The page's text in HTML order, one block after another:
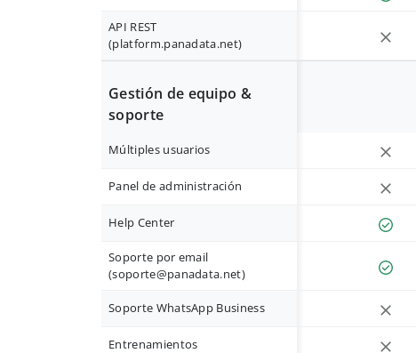
API REST
(platform.panadata.net)
Gestión de equipo &
soporte
Múltiples usuarios
Panel de administración
Help Center
Soporte por email
(soporte@panadata.net)
Soporte WhatsApp Business
Entrenamientos